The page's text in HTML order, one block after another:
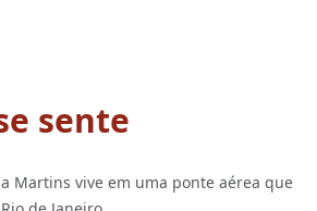
sente
Martins vive em uma ponte aérea que